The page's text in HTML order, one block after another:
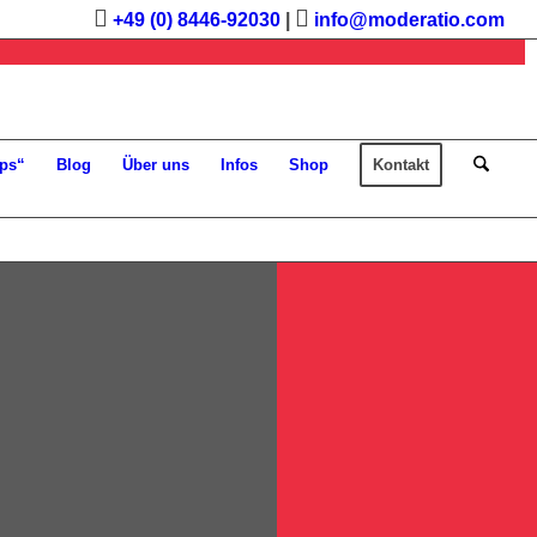
+49 (0) 8446-92030 info@moderatio.com
Blog Über uns Infos Shop Kontakt